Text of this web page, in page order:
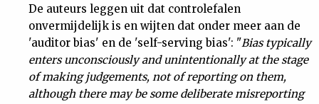
De auteurs leggen uit dat controlefalen
onvermijdelijk is en wijten dat onder meer aan de
'auditor bias' en de 'self-serving bias': "Bias typically
enters unconsciously and unintentionally at the stage
of making judgements, not of reporting on them,
although there may be some deliberate misreporting